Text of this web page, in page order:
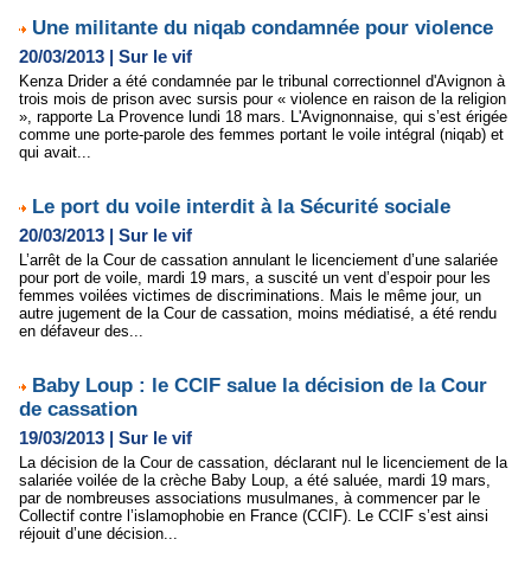
Une militante du niqab condamnée pour violence
20/03/2013 | Sur le vif
Kenza Drider a été condamnée par le tribunal correctionnel d'Avignon à
trois mois de prison avec sursis pour « violence en raison de la religion
», rapporte La Provence lundi 18 mars. L'Avignonnaise, qui s’est érigée
comme une porte-parole des femmes portant le voile intégral (niqab) et
qui avait...
Le port du voile interdit à la Sécurité sociale
20/03/2013 | Sur le vif
L’arrêt de la Cour de cassation annulant le licenciement d’une salariée
pour port de voile, mardi 19 mars, a suscité un vent d’espoir pour les
femmes voilées victimes de discriminations. Mais le même jour, un
autre jugement de la Cour de cassation, moins médiatisé, a été rendu
en défaveur des...
Baby Loup : le CCIF salue la décision de la Cour
de cassation
19/03/2013 | Sur le vif
La décision de la Cour de cassation, déclarant nul le licenciement de la
salariée voilée de la crèche Baby Loup, a été saluée, mardi 19 mars,
par de nombreuses associations musulmanes, à commencer par le
Collectif contre l’islamophobie en France (CCIF). Le CCIF s’est ainsi
réjouit d’une décision...